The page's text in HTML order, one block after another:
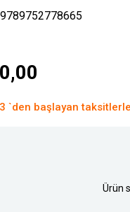
9789752778665
`den başlayan taksitlerle
Ürün